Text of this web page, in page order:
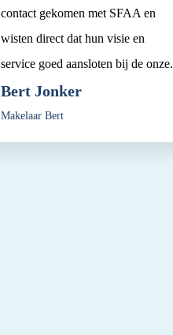
contact gekomen met SFAA en
wisten direct dat hun visie en
service goed aansloten bij de onze.
Bert Jonker
Makelaar Bert